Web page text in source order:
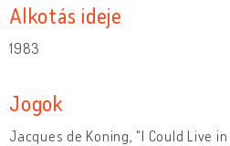
Alkotás ideje
1983
Jogok
Jacques de Koning, "I Could Live